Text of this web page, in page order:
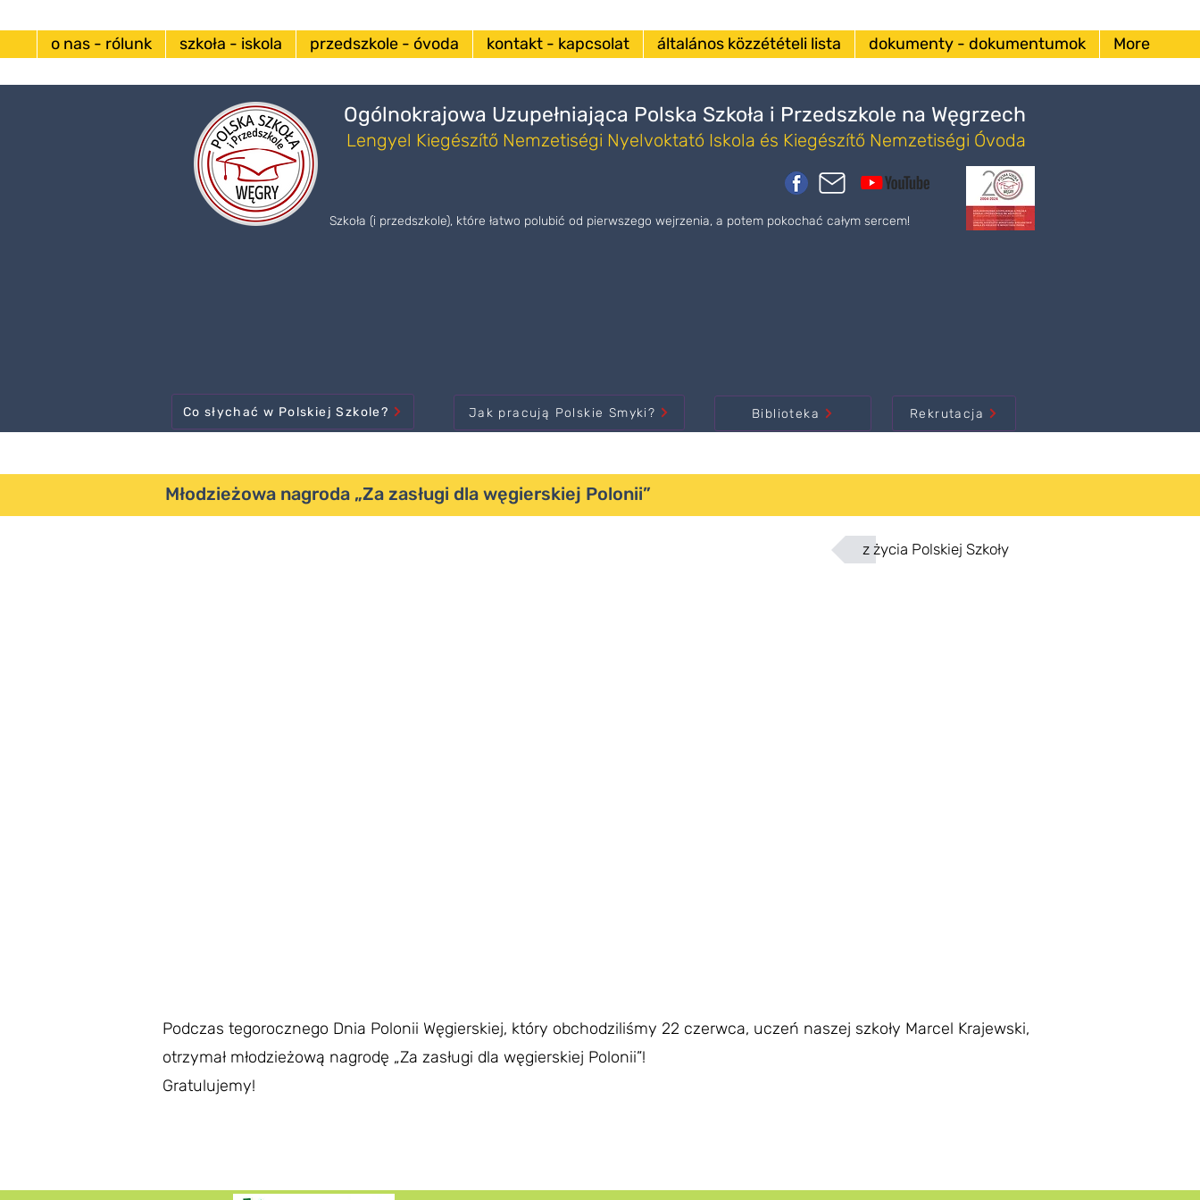
o nas - rólunk szkoła - iskola przedszkole - óvoda kontakt - kapcsolat általános közzétételi lista dokumenty - dokumentumok More
z życia Polskiej Szkoły
Podczas tegorocznego Dnia Polonii Węgierskiej, który obchodziliśmy 22 czerwca, uczeń naszej szkoły Marcel Krajewski,
otrzymał młodzieżową nagrodę „Za zasługi dla węgierskiej Polonii”!
Gratulujemy!
Młodzieżowa nagroda „Za zasługi dla węgierskiej Polonii”
Szkoła (i przedszkole), które łatwo polubić od pierwszego wejrzenia, a potem pokochać całym sercem!
Co słychać w Polskiej Szkole? Jak pracują Polskie Smyki? Biblioteka Rekrutacja
Ogólnokrajowa Uzupełniająca Polska Szkoła i Przedszkole na Węgrzech
Lengyel Kiegészítő Nemzetiségi Nyelvoktató Iskola és Kiegészítő Nemzetiségi Óvoda